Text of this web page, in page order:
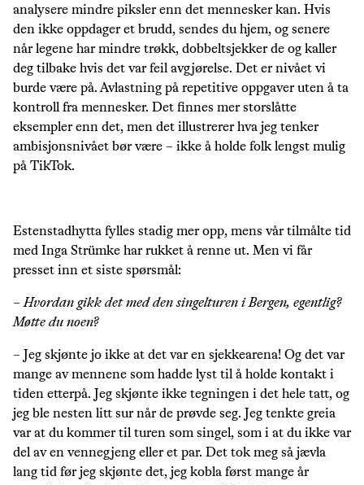
analysere mindre piksler enn det mennesker kan. Hvis
den ikke oppdager et brudd, sendes du hjem, og senere
når legene har mindre trøkk, dobbeltsjekker de og kaller
deg tilbake hvis det var feil avgjørelse. Det er nivået vi
burde være på. Avlastning på repetitive oppgaver uten å ta
kontroll fra mennesker. Det finnes mer storslåtte
eksempler enn det, men det illustrerer hva jeg tenker
ambisjonsnivået bør være – ikke å holde folk lengst mulig
på TikTok.
Estenstadhytta fylles stadig mer opp, mens vår tilmålte tid
med Inga Strümke har rukket å renne ut. Men vi får
presset inn et siste spørsmål:
– Hvordan gikk det med den singelturen i Bergen, egentlig?
Møtte du noen?
– Jeg skjønte jo ikke at det var en sjekkearena! Og det var
mange av mennene som hadde lyst til å holde kontakt i
tiden etterpå. Jeg skjønte ikke tegningen i det hele tatt, og
jeg ble nesten litt sur når de prøvde seg. Jeg tenkte greia
var at du kommer til turen som singel, som i at du ikke var
del av en vennegjeng eller et par. Det tok meg så jævla
lang tid før jeg skjønte det, jeg kobla først mange år